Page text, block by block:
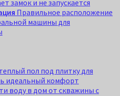
замок и не запускается
Правильное расположение
машины для
пол под плитку для
идеальный комфорт
воду в дом от скважины с